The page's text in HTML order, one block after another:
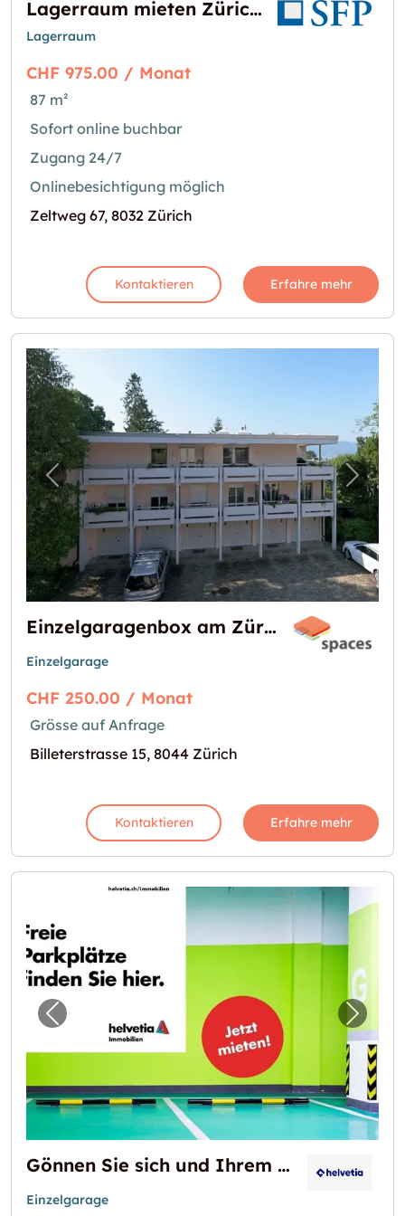
Lagerraum mieten Zürich Kreis 7 - 87m2 Zeltweg 67
Lagerraum
CHF 975.00 / Monat
87 m²
Sofort online buchbar
Zugang 24/7
Onlinebesichtigung möglich
Zeltweg 67, 8032 Zürich
Kontaktieren Erfahre mehr
Vorheriges Bild für "Einzelgaragenbox am
Einzelgaragenbox am Zürichberg
Einzelgarage
CHF 250.00 / Monat
Grösse auf Anfrage
Billeterstrasse 15, 8044 Zürich
Kontaktieren Erfahre mehr
Vorheriges Bild für "Gönnen Sie sich und
Gönnen Sie sich und Ihrem Auto einen Einstellplatz!
Einzelgarage